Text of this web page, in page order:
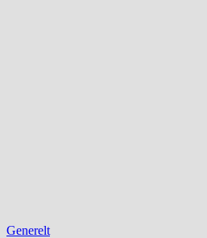
Generelt